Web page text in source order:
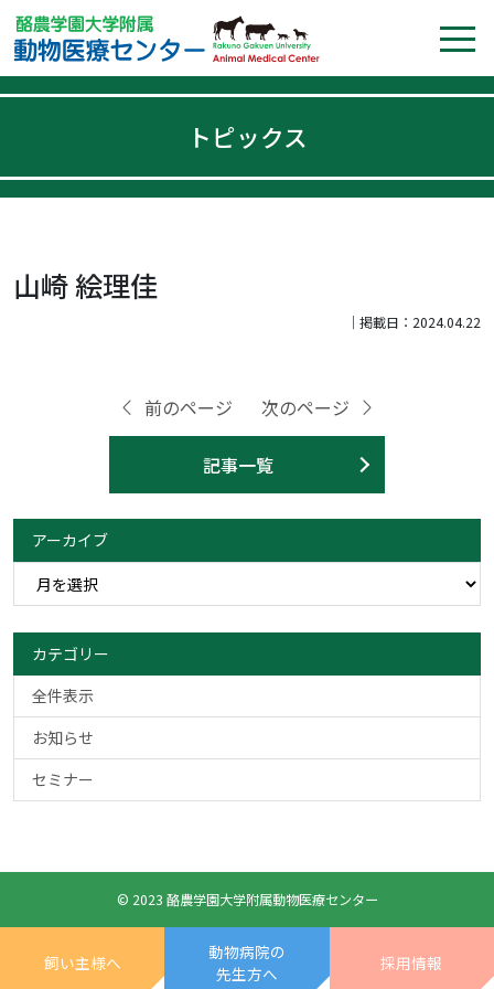
トピックス
山崎 絵理佳
｜掲載日：2024.04.22
前のページ
記事一覧
次のページ
アーカイブ
カテゴリー
全件表示
お知らせ
セミナー
© 2023 酪農学園大学附属動物医療センター
飼い主様へ
動物病院の
先生方へ
採用情報